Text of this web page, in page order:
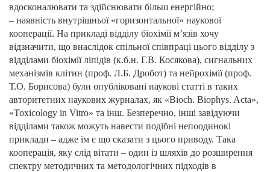
вдосконалювати та здійснювати більш енергійно;
– наявність внутрішньої «горизонтальної» наукової
кооперації. На прикладі відділу біохімії м’язів хочу
відзначити, що внаслідок спільної співпраці цього відділу з
відділами біохімії ліпідів (к.б.н. Г.В. Косякова), сигнальних
механізмів клітин (проф. Л.Б. Дробот) та нейрохімії (проф.
Т.О. Борисова) були опубліковані наукові статті в таких
авторитетних наукових журналах, як «Bioch. Biophys. Acta»,
«Toxicology in Vitro» та інш. Безперечно, інші завідуючи
відділами також можуть навести подібні непоодинокі
приклади – адже їм є що сказати з цього приводу. Така
кооперація, яку слід вітати – один із шляхів до розширення
спектру методичних та методологічних підходів в